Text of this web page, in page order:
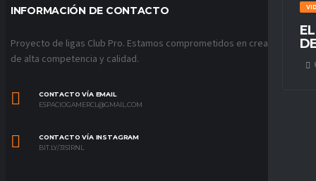
INFORMACIÓN DE CONTACTO
Proyecto de ligas Club Pro. Estamos comprometidos en crear ligas
de alta competencia y calidad.
CONTACTO VÍA EMAIL
ESPACIOGAMERCL@GMAIL.COM
CONTACTO VÍA INSTAGRAM
BIT.LY/31S1RNL